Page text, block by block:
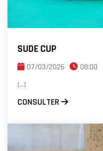
SUDE CUP
07/03/2026 08:00
[...]
CONSULTER